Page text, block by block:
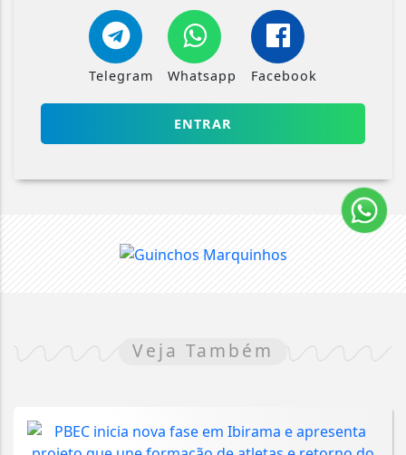
Telegram Whatsapp Facebook
ENTRAR
Veja Também